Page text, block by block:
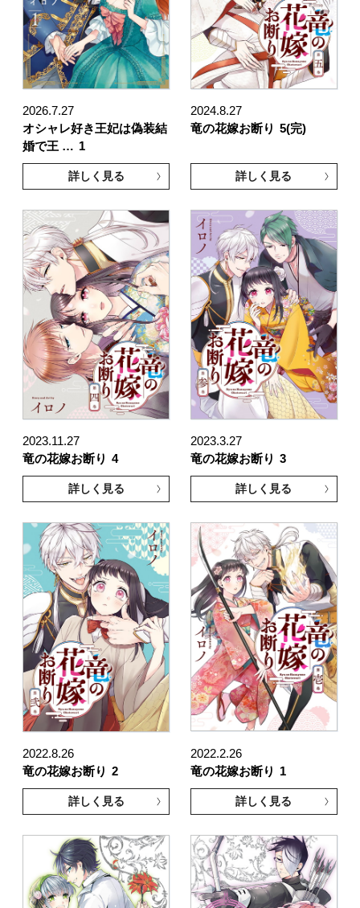
2026.7.27
オシャレ好き王妃は偽装結
婚で王 … 1
詳しく見る
2024.8.27
竜の花嫁お断り 5(完)
詳しく見る
2023.11.27
竜の花嫁お断り 4
詳しく見る
2023.3.27
竜の花嫁お断り 3
詳しく見る
2022.8.26
竜の花嫁お断り 2
詳しく見る
2022.2.26
竜の花嫁お断り
1
詳しく見る